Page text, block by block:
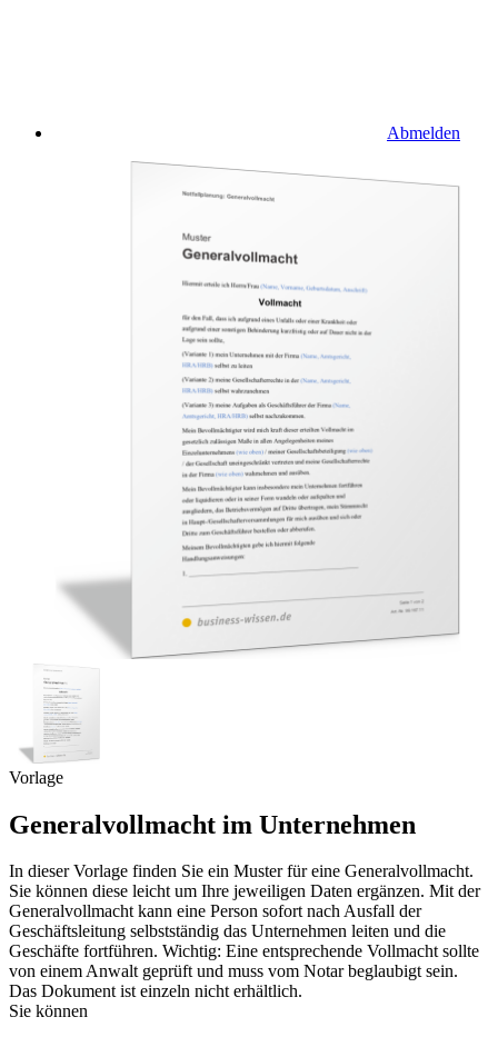
Abmelden
Vorlage
Generalvollmacht im Unternehmen
In dieser Vorlage finden Sie ein Muster für eine Generalvollmacht.
Sie können diese leicht um Ihre jeweiligen Daten ergänzen. Mit der
Generalvollmacht kann eine Person sofort nach Ausfall der
Geschäftsleitung selbstständig das Unternehmen leiten und die
Geschäfte fortführen. Wichtig: Eine entsprechende Vollmacht sollte
von einem Anwalt geprüft und muss vom Notar beglaubigt sein.
Das Dokument ist einzeln nicht erhältlich.
Sie können